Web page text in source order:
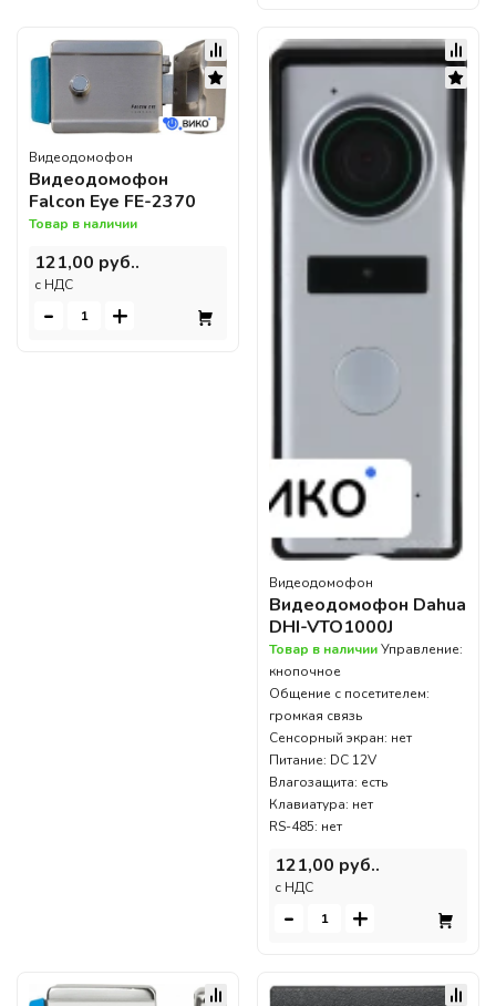
Видеодомофон
Видеодомофон
Falcon Eye FE-2370
Товар в наличии
121,00 руб..
c НДС
- +
Видеодомофон
Видеодомофон Dahua
DHI-VTO1000J
Товар в наличииУправление:
кнопочное
Общение с посетителем:
громкая связь
Сенсорный экран: нет
Питание: DC 12V
Влагозащита: есть
Клавиатура: нет
RS-485: нет
121,00 руб..
c НДС
- +